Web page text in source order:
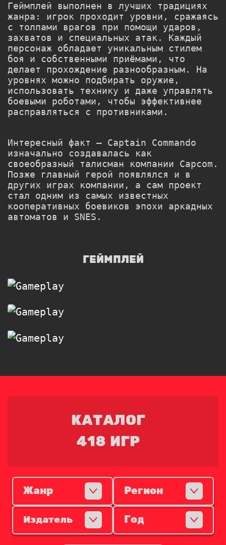
Геймплей выполнен в лучших традициях
жанра: игрок проходит уровни, сражаясь
с толпами врагов при помощи ударов,
захватов и специальных атак. Каждый
персонаж обладает уникальным стилем
боя и собственными приёмами, что
делает прохождение разнообразным. На
уровнях можно подбирать оружие,
использовать технику и даже управлять
боевыми роботами, чтобы эффективнее
расправляться с противниками.
Интересный факт — Captain Commando
изначально создавалась как
своеобразный талисман компании Capcom.
Позже главный герой появлялся и в
других играх компании, а сам проект
стал одним из самых известных
кооперативных боевиков эпохи аркадных
автоматов и SNES.
ГЕЙМПЛЕЙ
КАТАЛОГ
418 ИГР
Жанр Регион
Издатель Год